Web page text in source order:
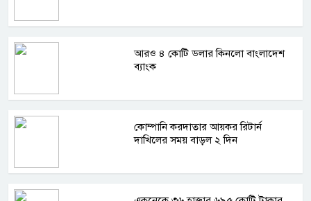
আরও ৪ কোটি ডলার কিনলো বাংলাদেশ
ব্যাংক
কোম্পানি করদাতার আয়কর রিটার্ন
দাখিলের সময় বাড়ল ২ দিন